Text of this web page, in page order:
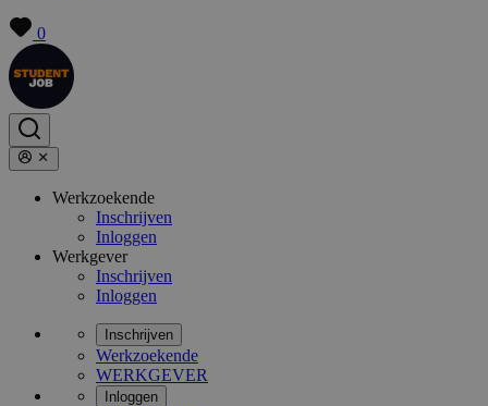
0
Werkzoekende
Inschrijven
Inloggen
Werkgever
Inschrijven
Inloggen
Inschrijven
Werkzoekende
WERKGEVER
Inloggen